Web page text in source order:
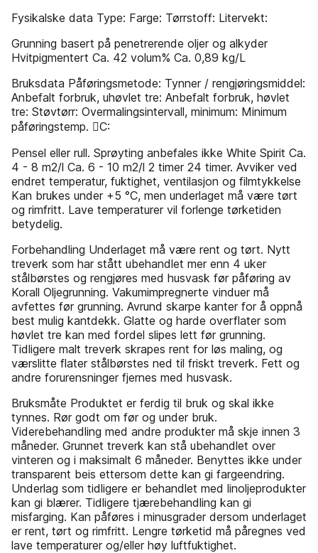
Fysikalske data Type: Farge: Tørrstoff: Litervekt:
Grunning basert på penetrerende oljer og alkyder
Hvitpigmentert Ca. 42 volum% Ca. 0,89 kg/L
Bruksdata Påføringsmetode: Tynner / rengjøringsmiddel:
Anbefalt forbruk, uhøvlet tre: Anbefalt forbruk, høvlet
tre: Støvtørr: Overmalingsintervall, minimum: Minimum
påføringstemp. C:
Pensel eller rull. Sprøyting anbefales ikke White Spirit Ca.
4 - 8 m2/l Ca. 6 - 10 m2/l 2 timer 24 timer. Avviker ved
endret temperatur, fuktighet, ventilasjon og filmtykkelse
Kan brukes under +5 °C, men underlaget må være tørt
og rimfritt. Lave temperaturer vil forlenge tørketiden
betydelig.
Forbehandling Underlaget må være rent og tørt. Nytt
treverk som har stått ubehandlet mer enn 4 uker
stålbørstes og rengjøres med husvask før påføring av
Korall Oljegrunning. Vakumimpregnerte vinduer må
avfettes før grunning. Avrund skarpe kanter for å oppnå
best mulig kantdekk. Glatte og harde overflater som
høvlet tre kan med fordel slipes lett før grunning.
Tidligere malt treverk skrapes rent for løs maling, og
værslitte flater stålbørstes ned til friskt treverk. Fett og
andre forurensninger fjernes med husvask.
Bruksmåte Produktet er ferdig til bruk og skal ikke
tynnes. Rør godt om før og under bruk.
Viderebehandling med andre produkter må skje innen 3
måneder. Grunnet treverk kan stå ubehandlet over
vinteren og i maksimalt 6 måneder. Benyttes ikke under
transparent beis ettersom dette kan gi fargeendring.
Underlag som tidligere er behandlet med linoljeprodukter
kan gi blærer. Tidligere tjærebehandling kan gi
misfarging. Kan påføres i minusgrader dersom underlaget
er rent, tørt og rimfritt. Lengre tørketid må påregnes ved
lave temperaturer og/eller høy luftfuktighet.